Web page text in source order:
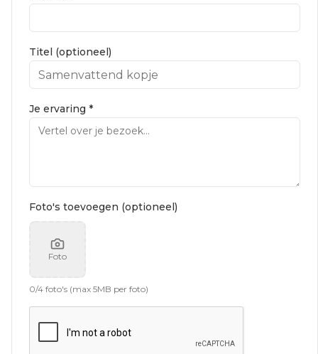
Titel (optioneel)
Je ervaring *
Foto's toevoegen (optioneel)
Foto
0/4 foto's (max 5MB per foto)